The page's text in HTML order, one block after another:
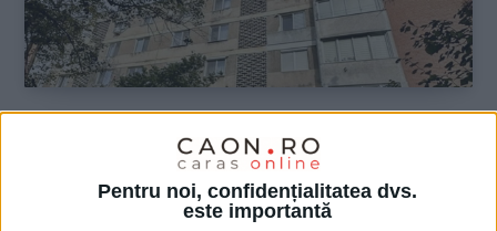
Pentru noi, confidențialitatea dvs.
este importantă
ŞTIRILE JUDEŢULUI CARAŞ-SEVERIN
9,6 milioane de motive pentru confort la
două blocuri din Moldova Nouă